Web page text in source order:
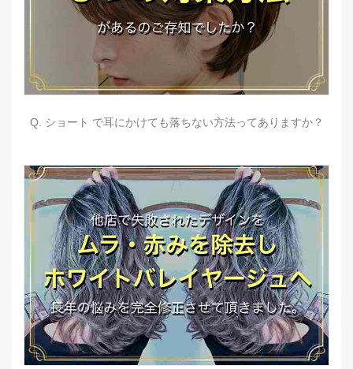
Q. ショート で耳にかけても落ちない方法ってありますか？